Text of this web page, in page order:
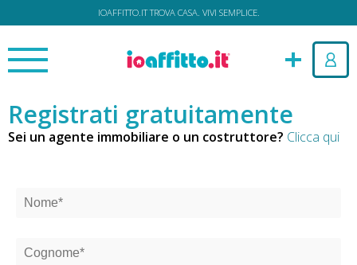
IOAFFITTO.IT TROVA CASA. VIVI SEMPLICE.
Registrati gratuitamente
Sei un agente immobiliare o un costruttore? Clicca qui